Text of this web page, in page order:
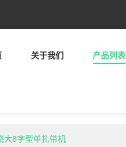
关于我们 产品列表
大8字型单扎带机